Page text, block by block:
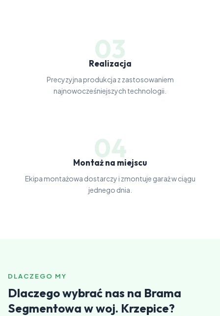
03
Realizacja
Precyzyjna produkcja z zastosowaniem
najnowocześniejszych technologii.
04
Montaż na miejscu
Ekipa montażowa dostarczy i zmontuje garaż w ciągu
jednego dnia.
DLACZEGO MY
Dlaczego wybrać nas na Brama
Segmentowa w woj. Krzepice?